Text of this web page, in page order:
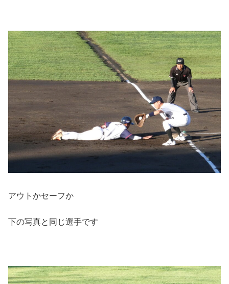
アウトかセーフか
下の写真と同じ選手です